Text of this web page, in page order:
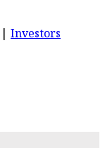
Investors